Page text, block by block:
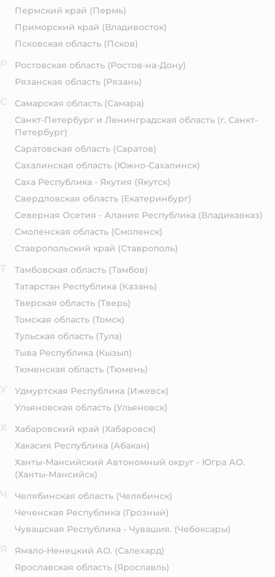
Пермский край (Пермь)
Приморский край (Владивосток)
Псковская область (Псков)
Ростовская область (Ростов-на-Дону)
Рязанская область (Рязань)
Самарская область (Самара)
Санкт-Петербург и Ленинградская область (г. Санкт-
Петербург)
Саратовская область (Саратов)
Сахалинская область (Южно-Сахалинск)
Саха Республика - Якутия (Якутск)
Свердловская область (Екатеринбург)
Северная Осетия - Алания Республика (Владикавказ)
Смоленская область (Смоленск)
Ставропольский край (Ставрополь)
Тамбовская область (Тамбов)
Татарстан Республика (Казань)
Тверская область (Тверь)
Томская область (Томск)
Тульская область (Тула)
Тыва Республика (Кызыл)
Тюменская область (Тюмень)
Удмуртская Республика (Ижевск)
Ульяновская область (Ульяновск)
Хабаровский край (Хабаровск)
Хакасия Республика (Абакан)
Ханты-Мансийский Автономный округ - Югра АО.
(Ханты-Мансийск)
Челябинская область (Челябинск)
Чеченская Республика (Грозный)
Чувашская Республика - Чувашия. (Чебоксары)
Ямало-Ненецкий АО. (Салехард)
Ярославская область (Ярославль)